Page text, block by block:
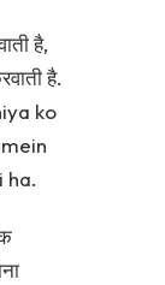
है,
है.
ko
ha.